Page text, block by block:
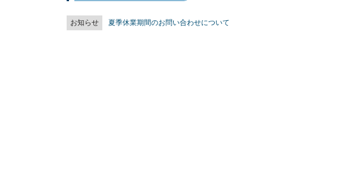
お知らせ 夏季休業期間のお問い合わせについて